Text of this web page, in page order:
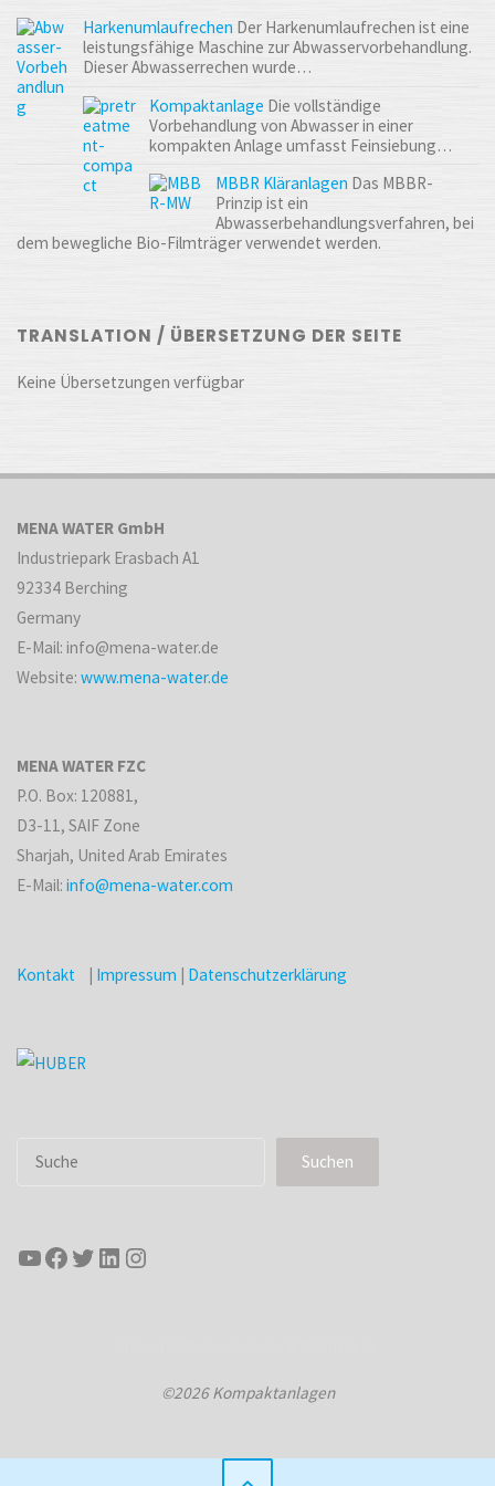
Harkenumlaufrechen Der Harkenumlaufrechen ist eine
leistungsfähige Maschine zur Abwasservorbehandlung.
Dieser Abwasserrechen wurde…
Kompaktanlage Die vollständige
Vorbehandlung von Abwasser in einer
kompakten Anlage umfasst Feinsiebung…
MBBR Kläranlagen Das MBBR-
Prinzip ist ein
Abwasserbehandlungsverfahren, bei
dem bewegliche Bio-Filmträger verwendet werden.
TRANSLATION / ÜBERSETZUNG DER SEITE
Keine Übersetzungen verfügbar
MENA WATER GmbH
Industriepark Erasbach A1
92334 Berching
Germany
E-Mail: info@mena-water.de
Website:www.mena-water.de
MENA WATER FZC
P.O. Box: 120881,
D3-11, SAIF Zone
Sharjah, United Arab Emirates
E-Mail:info@mena-water.com
Kontakt | Impressum | Datenschutzerklärung
Suchen Suchen
YouTube
Facebook
Twitter
LinkedIn
Instagram
©2026 Kompaktanlagen